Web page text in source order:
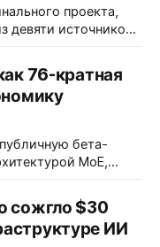
проекта,
девяти источников,
или Shizuku, но
APK и зависит
76-кратная
бета-
MoE,
нагрузке модель
$0,7324 у Claude
и comp…
сожгло $30
ИИ